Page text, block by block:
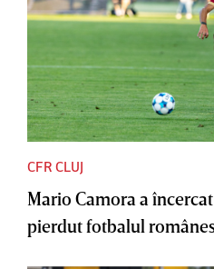
CFR CLUJ
Mario Camora a
pierdut fotbalul